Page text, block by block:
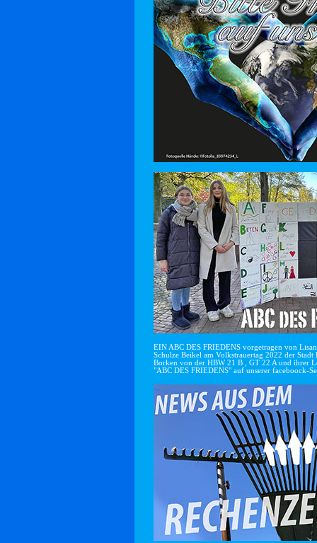
EIN ABC DES FRIEDENS vorgetragen von
Schulze Beikel am Volkstrauertag 2022 der
Borken von der HBW 21 B , GT 22 A und ihrer
"ABC DES FRIEDENS" auf unserer faceboock-